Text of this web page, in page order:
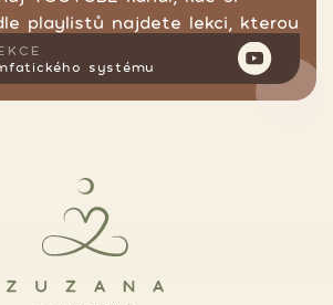
playlistů najdete lekci, kterou
systému